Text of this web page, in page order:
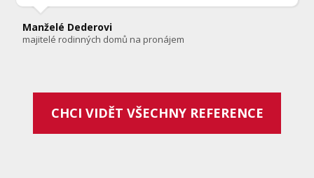
Manželé Dederovi
majitelé rodinných domů na pronájem
CHCI VIDĚT VŠECHNY REFERENCE